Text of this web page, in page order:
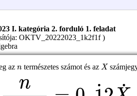
I. kategória 2. forduló 1. feladat
OKTV_20222023_1k2f1f )
az természetes számot és az X
1221 ,1 2X˙